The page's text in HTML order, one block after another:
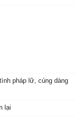
pháp lữ, cúng dàng
lại